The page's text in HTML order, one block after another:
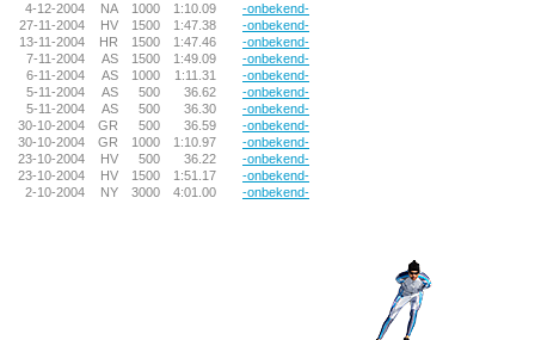
4-12-2004
NA 1000 1:10.09
-onbekend-
27-11-2004
HV 1500 1:47.38
-onbekend-
13-11-2004
HR 1500 1:47.46
-onbekend-
7-11-2004
AS 1500 1:49.09
-onbekend-
6-11-2004
AS 1000 1:11.31
-onbekend-
5-11-2004
AS 500 36.62
-onbekend-
5-11-2004
AS 500 36.30
-onbekend-
30-10-2004
GR 500 36.59
-onbekend-
30-10-2004
GR 1000 1:10.97
-onbekend-
23-10-2004
HV 500 36.22
-onbekend-
23-10-2004
HV 1500 1:51.17
-onbekend-
2-10-2004
NY 3000 4:01.00 -onbekend-